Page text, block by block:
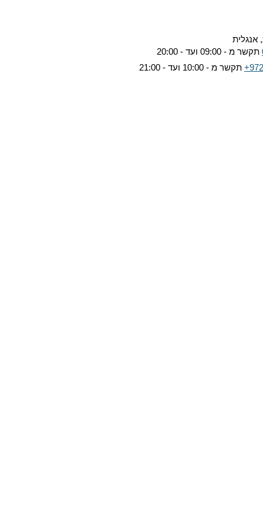
אנגלית
תקשר מ - 09:00 ועד - 20:00
תקשר מ - 10:00 ועד - 21:00